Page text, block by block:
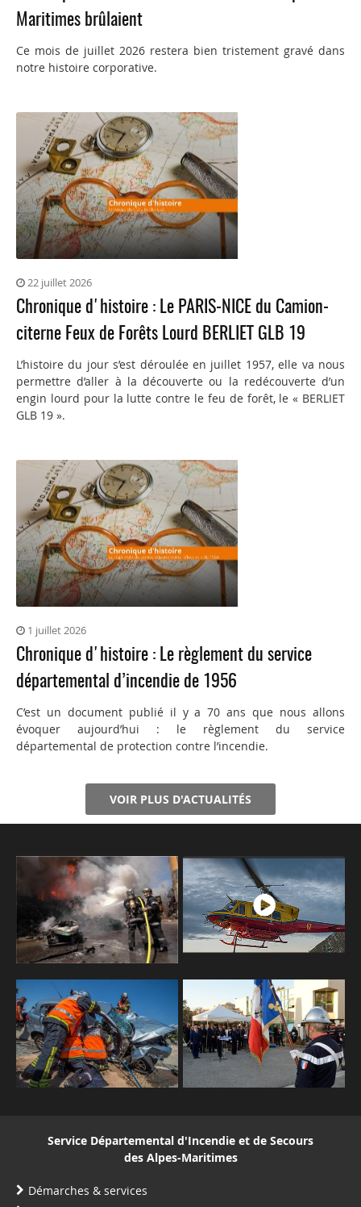
Maritimes brûlaient
Ce mois de juillet 2026 restera bien tristement gravé dans
notre histoire corporative.
22 juillet 2026
Chronique d'histoire : Le PARIS-NICE du Camion-
citerne Feux de Forêts Lourd BERLIET GLB 19
L’histoire du jour s’est déroulée en juillet 1957, elle va nous
permettre d’aller à la découverte ou la redécouverte d’un
engin lourd pour la lutte contre le feu de forêt, le « BERLIET
GLB 19 ».
1 juillet 2026
Chronique d'histoire : Le règlement du service
départemental d’incendie de 1956
C’est un document publié il y a 70 ans que nous allons
évoquer aujourd’hui : le règlement du service
départemental de protection contre l’incendie.
VOIR PLUS D'ACTUALITÉS
Service Départemental d'Incendie et de Secours
des Alpes-Maritimes
Démarches & services